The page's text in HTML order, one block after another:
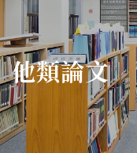
他類論文